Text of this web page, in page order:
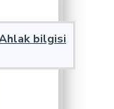
bilgisi